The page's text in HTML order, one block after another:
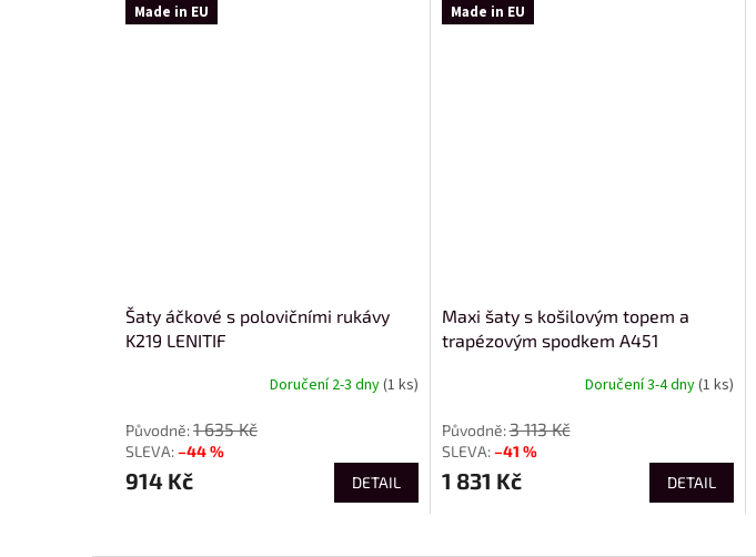
Made in EU
Šaty áčkové s polovičními rukávy
K219 LENITIF
Doručení 2-3 dny(1 ks)
1 635 Kč
–44 %
914 Kč DETAIL
Made in EU
Maxi šaty s košilovým topem a
trapézovým spodkem A451
Doručení 3-4 dny(1 ks)
3 113 Kč
–41 %
1 831 Kč DETAIL